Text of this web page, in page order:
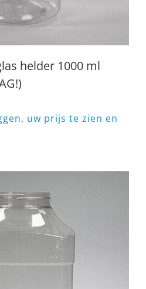
helder 1000 ml
uw prijs te zien en